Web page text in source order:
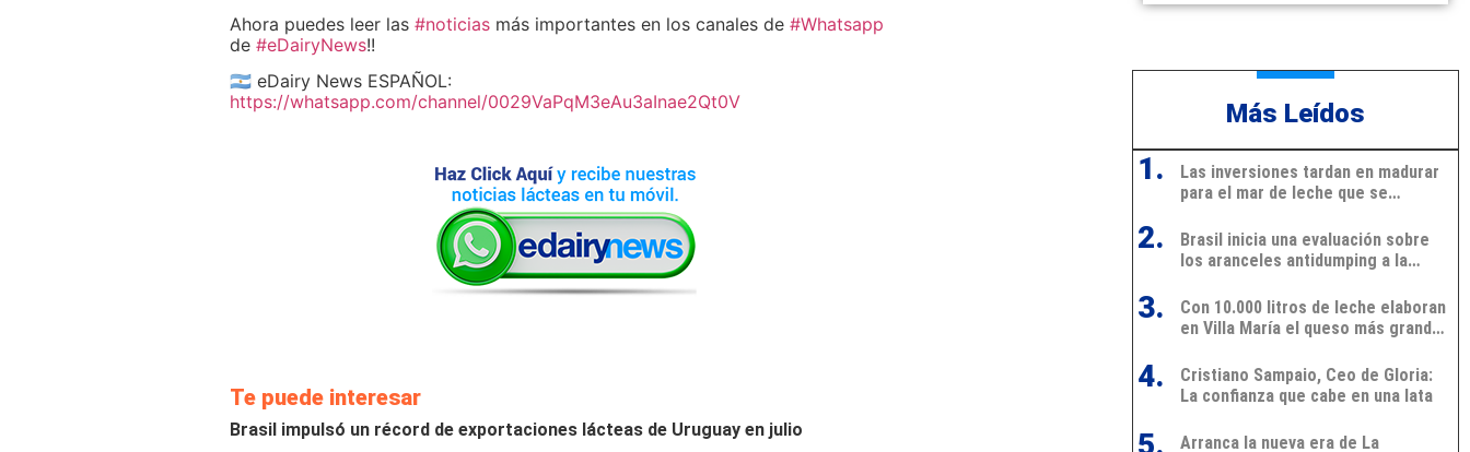
Ahora puedes leer las #noticias más importantes en los canales de #Whatsapp
de #eDairyNews!!
🇦🇷 eDairy News ESPAÑOL:
https://whatsapp.com/channel/0029VaPqM3eAu3aInae2Qt0V
Te puede interesar
Brasil impulsó un récord de exportaciones lácteas de Uruguay en julio
Más Leídos
1.
2.
3.
4.
Las inversiones tardan en madurar
para el mar de leche que se
Brasil inicia una evaluación sobre
los aranceles antidumping a la
Uruguay
Con 10.000 litros de leche elaboran
en Villa María el queso más grande
Cristiano Sampaio, Ceo de Gloria:
La confianza que cabe en una lata
Arranca la nueva era de La